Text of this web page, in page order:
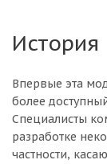
История
Впервые эта
более
Специалисты
разработке
частности,